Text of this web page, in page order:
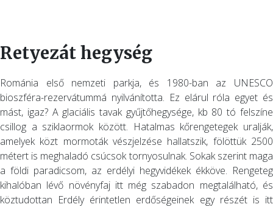
Retyezát hegység
Románia első nemzeti parkja, és 1980-ban az UNESCO
bioszféra-rezervátummá nyilvánította. Ez elárul róla egyet és
mást, igaz? A glaciális tavak gyűjtőhegysége, kb 80 tó felszíne
csillog a sziklaormok között. Hatalmas kőrengetegek uralják,
amelyek közt mormoták vészjelzése hallatszik, fölöttük 2500
métert is meghaladó csúcsok tornyosulnak. Sokak szerint maga
a földi paradicsom, az erdélyi hegyvidékek ékköve. Rengeteg
kihalóban lévő növényfaj itt még szabadon megtalálható, és
köztudottan Erdély érintetlen erdőségeinek egy részét is itt